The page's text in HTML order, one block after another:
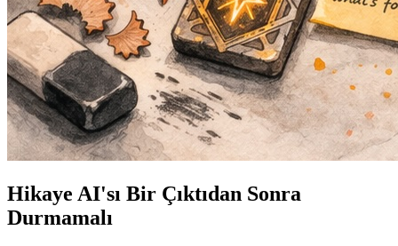
Hikaye AI'sı Bir Çıktıdan Sonra
Durmamalı